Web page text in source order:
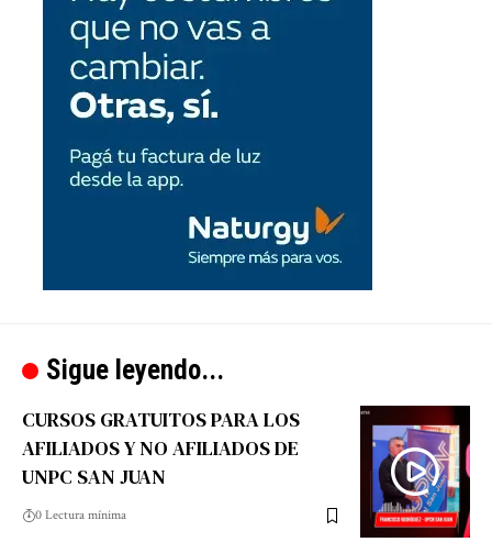
Sigue leyendo...
CURSOS GRATUITOS PARA LOS
AFILIADOS Y NO AFILIADOS DE
UNPC SAN JUAN
0 Lectura mínima